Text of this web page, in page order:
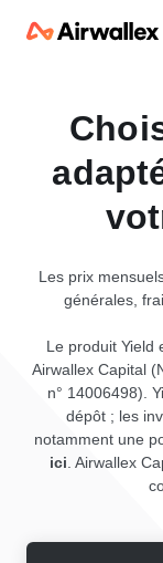
Les prix
générales,
Le produit Yield
Airwallex Capital
n° 14006498).
dépôt ; les
notamment une
ici . Airwallex